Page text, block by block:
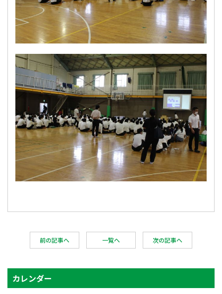
前の記事へ 一覧へ 次の記事へ
カレンダー